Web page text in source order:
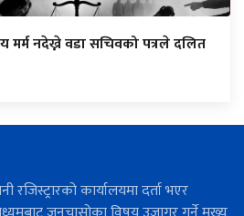
मर्म नदेख्ने वडा सचिवको पत्रले दलित
रजिस्ट्रारको कार्यालयमा दर्ता भएर